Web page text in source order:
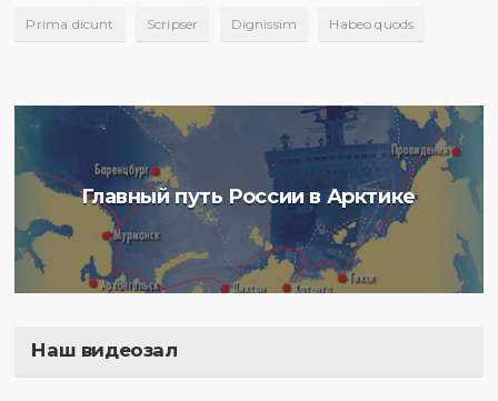
Prima dicunt Scripser Dignissim Habeo quods
Главный путь России в Арктике
Наш видеозал